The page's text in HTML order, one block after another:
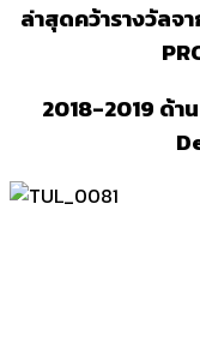
ล่าสุดคว้ารางวัลจ
2018-2019 ด้า